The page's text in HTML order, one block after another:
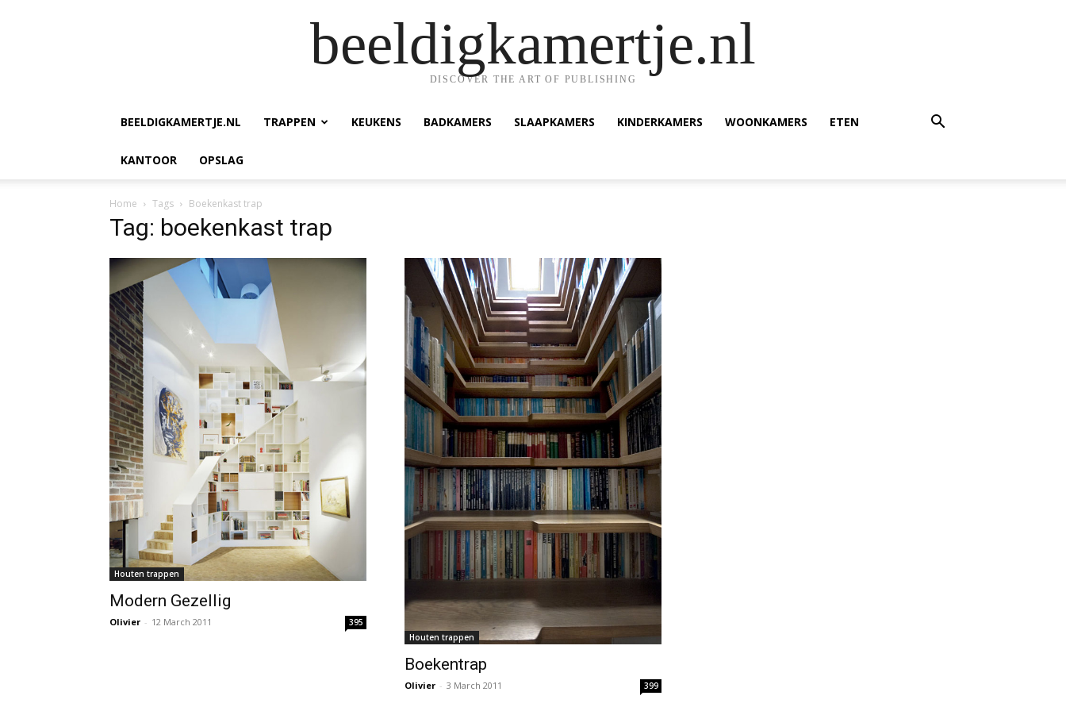
beeldigkamertje.nl
DISCOVER THE ART OF PUBLISHING
BEELDIGKAMERTJE.NL TRAPPEN KEUKENS BADKAMERS SLAAPKAMERS KINDERKAMERS WOONKAMERS ETEN
KANTOOR OPSLAG
Home Tags Boekenkast trap
Tag: boekenkast trap
Houten trappen
Modern Gezellig
Olivier - 12 March 2011
395
Houten trappen
Boekentrap
Olivier - 3 March 2011 399